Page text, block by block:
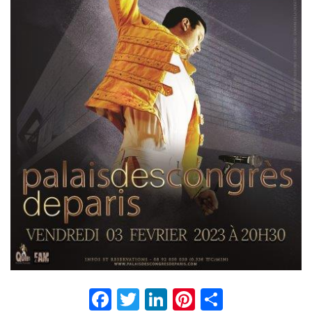
Facebook
Twitter
LinkedIn
Pinterest